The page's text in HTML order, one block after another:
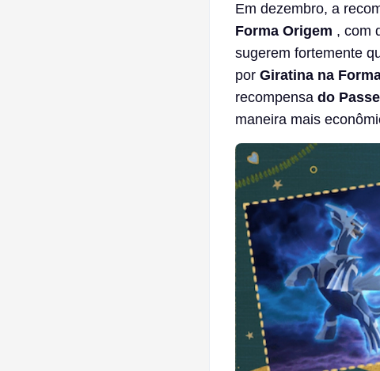
Em dezembro, a
Forma Origem , com
sugerem fortemente
por Giratina na
recompensa do
maneira mais